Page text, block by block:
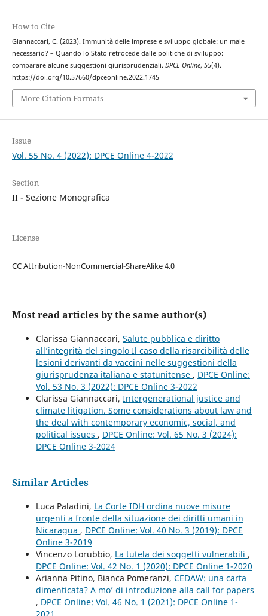
How to Cite
Giannaccari, C. (2023). Immunità delle imprese e sviluppo globale: un male
necessario? – Quando lo Stato retrocede dalle politiche di sviluppo:
comparare alcune suggestioni giurisprudenziali. DPCE Online, 55(4).
https://doi.org/10.57660/dpceonline.2022.1745
More Citation Formats
Issue
Vol. 55 No. 4 (2022): DPCE Online 4-2022
Section
II - Sezione Monografica
License
CC Attribution-NonCommercial-ShareAlike 4.0
Most read articles by the same author(s)
Clarissa Giannaccari, Salute pubblica e diritto
all’integrità del singolo Il caso della risarcibilità delle
lesioni derivanti da vaccini nelle suggestioni della
giurisprudenza italiana e statunitense , DPCE Online:
Vol. 53 No. 3 (2022): DPCE Online 3-2022
Clarissa Giannaccari, Intergenerational justice and
climate litigation. Some considerations about law and
the deal with contemporary economic, social, and
political issues , DPCE Online: Vol. 65 No. 3 (2024):
DPCE Online 3-2024
Similar Articles
Luca Paladini, La Corte IDH ordina nuove misure
urgenti a fronte della situazione dei diritti umani in
Nicaragua , DPCE Online: Vol. 40 No. 3 (2019): DPCE
Online 3-2019
Vincenzo Lorubbio, La tutela dei soggetti vulnerabili ,
DPCE Online: Vol. 42 No. 1 (2020): DPCE Online 1-2020
Arianna Pitino, Bianca Pomeranzi, CEDAW: una carta
dimenticata? A mo’ di introduzione alla call for papers
, DPCE Online: Vol. 46 No. 1 (2021): DPCE Online 1-
2021